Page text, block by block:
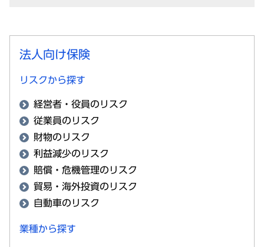
法人向け保険
リスクから探す
経営者・役員のリスク
従業員のリスク
財物のリスク
利益減少のリスク
賠償・危機管理のリスク
貿易・海外投資のリスク
自動車のリスク
業種から探す